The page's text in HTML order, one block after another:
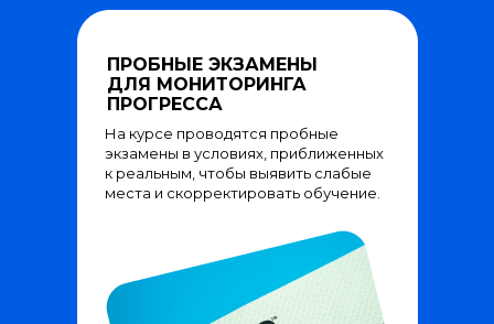
На курсе проводятся пробные
экзамены в условиях, приближенных
к реальным, чтобы выявить слабые
места и скорректировать обучение.
ПРОБНЫЕ ЭКЗАМЕНЫ
ДЛЯ МОНИТОРИНГА
ПРОГРЕССА